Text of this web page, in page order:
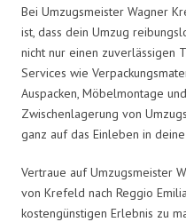
Bei Umzugsmeister Wagner
ist, dass dein Umzug
nicht nur einen zuverlässigen
Services wie
Auspacken, Möbelmontage
Zwischenlagerung von
ganz auf das Einleben in
Vertraue auf Umzugsmeister
von Krefeld nach Reggio
kostengünstigen Erlebnis zu